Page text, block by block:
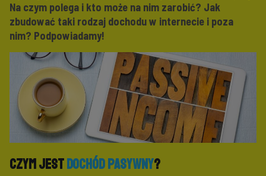
Na czym polega i kto może na nim zarobić? Jak
zbudować taki rodzaj dochodu w internecie i poza
nim? Podpowiadamy!
Czym jestdochód pasywny?